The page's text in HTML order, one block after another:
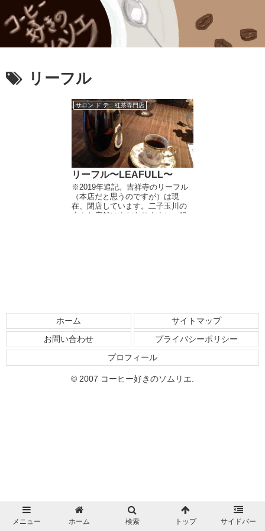
リーフル
サロン ド テ 紅茶専門店
リーフル〜LEAFULL〜
※2019年追記。吉祥寺のリーフル
（本店だと思うのですが）は現
在、閉店しています。二子玉川の
小さな店舗はまだありますし、銀
ホーム
サイトマップ
お問い合わせ
プライバシーポリシー
プロフィール
© 2007 コーヒー好きのソムリエ.
メニュー ホーム 検索 トップ サイドバー